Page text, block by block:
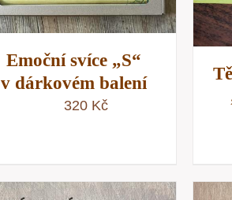
Emoční svíce „S“
v dárkovém balení
320 Kč